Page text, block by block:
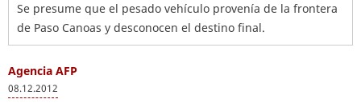
Se presume que el pesado vehículo provenía de la frontera
de Paso Canoas y desconocen el destino final.
Agencia AFP
08.12.2012